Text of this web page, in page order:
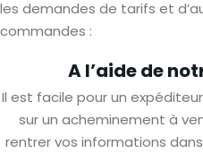
les demandes de tarifs et
commandes :
A l’aide de
Il est facile pour un
sur un acheminement à
rentrer vos informations